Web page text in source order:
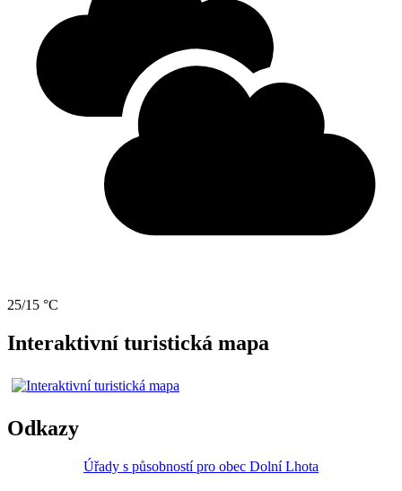
25/15 °C
Interaktivní turistická mapa
Odkazy
Úřady s působností pro obec Dolní Lhota